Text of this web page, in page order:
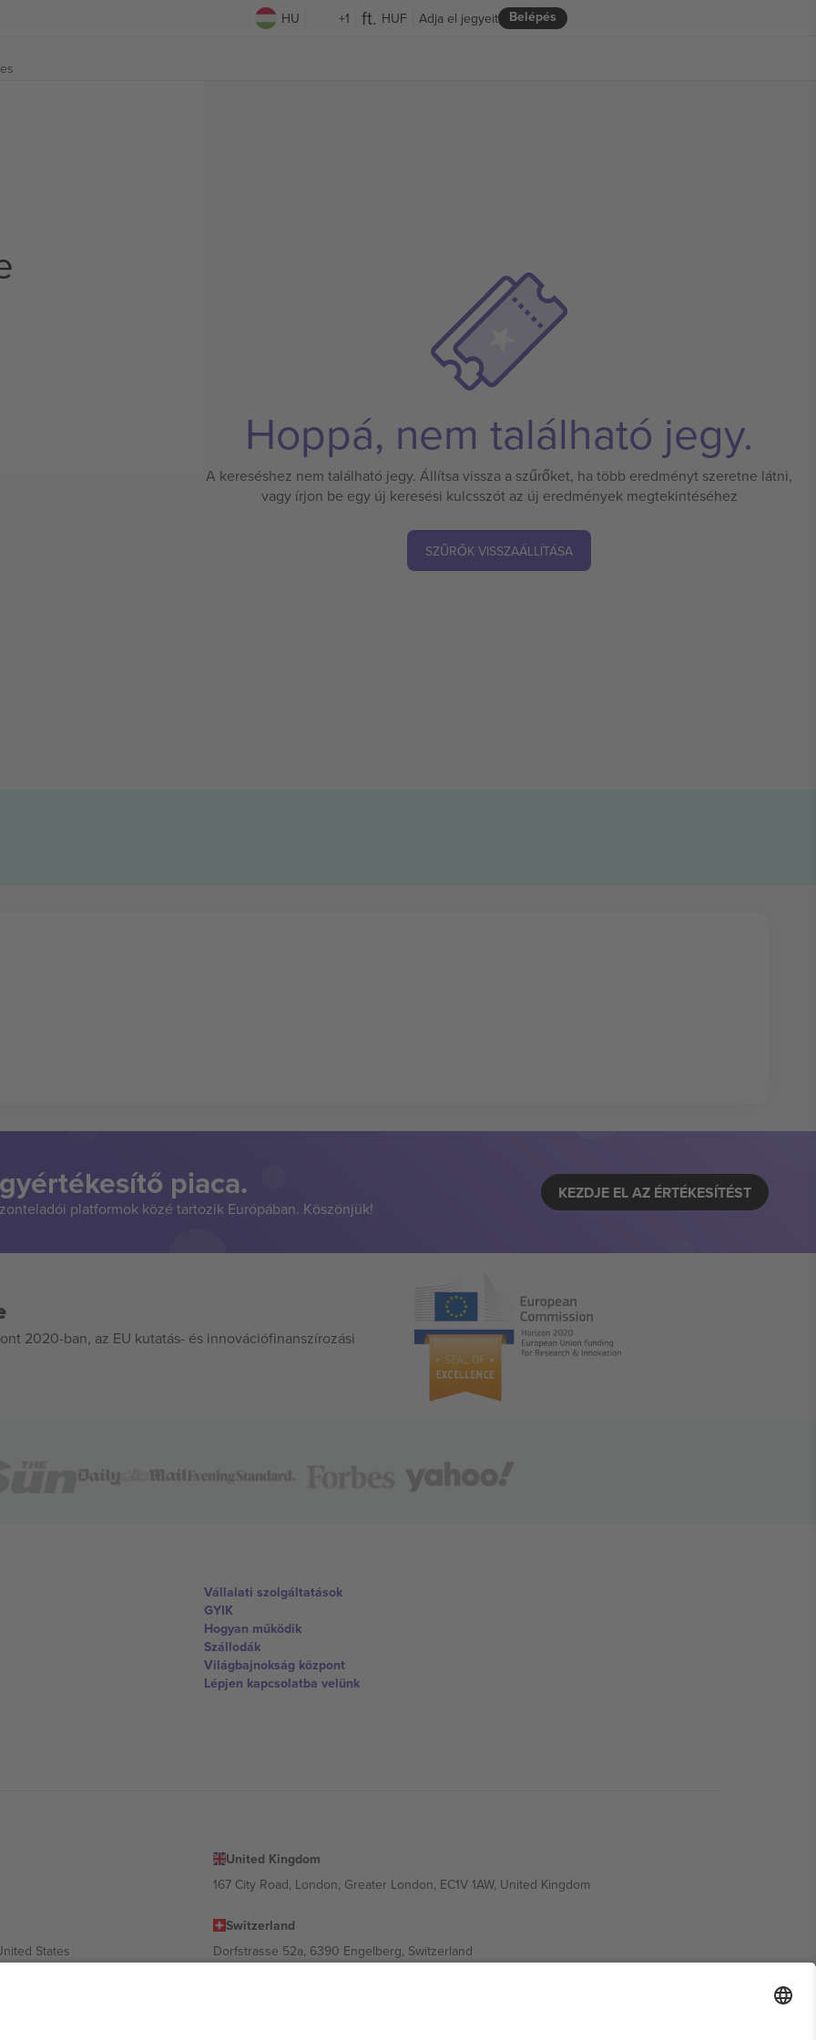
HU +1 HUF Belépés
Adja el jegyeit
Hoppá, nem található jegy.
A kereséshez nem található jegy. Állítsa vissza a szűrőket, ha több eredményt szeretne látni,
vagy írjon be egy új keresési kulcsszót az új eredmények megtekintéséhez
SZŰRŐK VISSZAÁLLÍTÁSA
piaca.
platformok közé tartozik Európában. Köszönjük!
KEZDJE EL AZ ÉRTÉKESÍTÉST
2020-ban, az EU kutatás- és innovációfinanszírozási
Vállalati szolgáltatások
GYIK
Hogyan működik
Szállodák
Világbajnokság központ
Lépjen kapcsolatba velünk
United Kingdom
167 City Road, London, Greater London, EC1V 1AW, United Kingdom
States
Switzerland
Dorfstrasse 52a, 6390 Engelberg, Switzerland